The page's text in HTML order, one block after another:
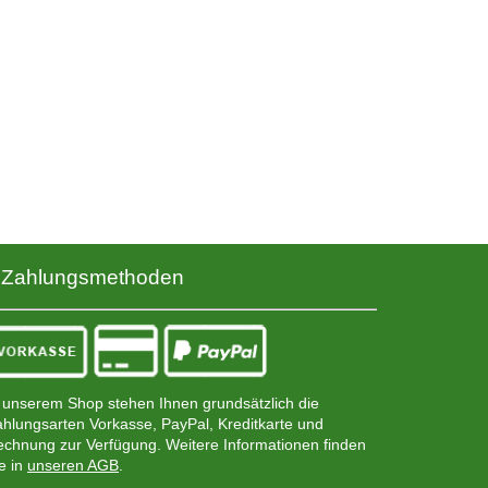
Zahlungsmethoden
unserem Shop stehen Ihnen grundsätzlich die
Vorkasse, PayPal, Kreditkarte und
zur Verfügung. Weitere Informationen finden
in unseren AGB